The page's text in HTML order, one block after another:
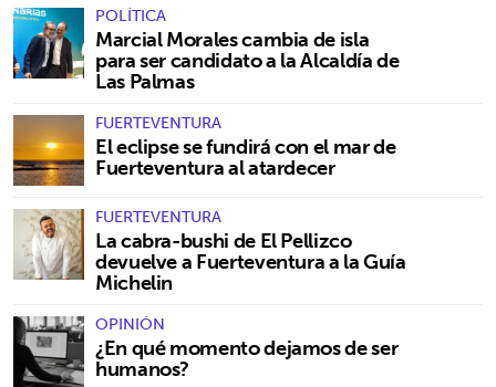
POLÍTICA
Marcial Morales cambia de isla
para ser candidato a la Alcaldía de
Las Palmas
FUERTEVENTURA
El eclipse se fundirá con el mar de
Fuerteventura al atardecer
FUERTEVENTURA
La cabra-bushi de El Pellizco
devuelve a Fuerteventura a la Guía
Michelin
OPINIÓN
¿En qué momento dejamos de ser
humanos?